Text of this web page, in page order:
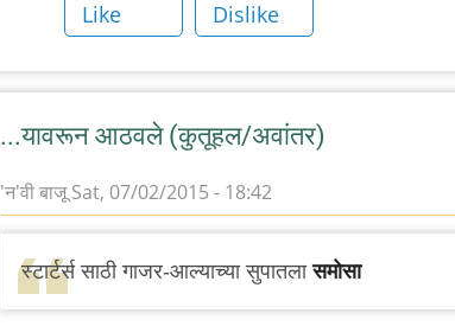
Like Dislike
...यावरून आठवले (कुतूहल/अवांतर)
'न'वी बाजूSat, 07/02/2015 - 18:42
स्टार्टर्स साठी गाजर-आल्याच्या सुपातलासमोसा